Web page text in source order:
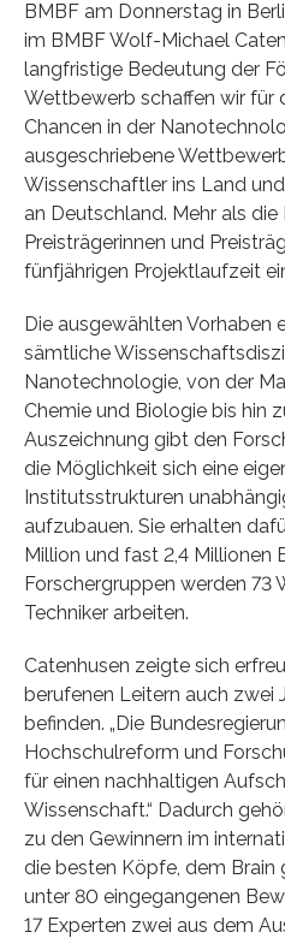
BMBF am Donnerstag in
im BMBF Wolf-Michael
langfristige Bedeutung der
Wettbewerb schaffen wir für
Chancen in der
ausgeschriebene
Wissenschaftler ins Land
an Deutschland. Mehr als
Preisträgerinnen und
fünfjährigen Projektlaufzeit
Die ausgewählten Vorhaben
sämtliche
Nanotechnologie, von der
Chemie und Biologie bis hin
Auszeichnung gibt den
die Möglichkeit sich eine
Institutsstrukturen
aufzubauen. Sie erhalten
Million und fast 2,4 Millionen
Forschergruppen werden 73
Techniker arbeiten.
Catenhusen zeigte sich
berufenen Leitern auch zwei
befinden. „Die
Hochschulreform und
für einen nachhaltigen
Wissenschaft.“ Dadurch
zu den Gewinnern im
die besten Köpfe, dem Brain
unter 80 eingegangenen
17 Experten zwei aus dem